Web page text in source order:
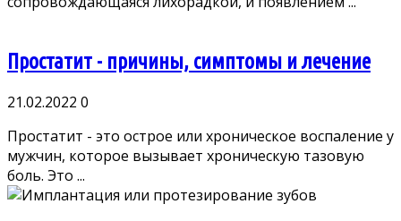
Простатит - причины, симптомы и лечение
21.02.2022 0
Простатит - это острое или хроническое воспаление у
мужчин, которое вызывает хроническую тазовую
боль. Это ...